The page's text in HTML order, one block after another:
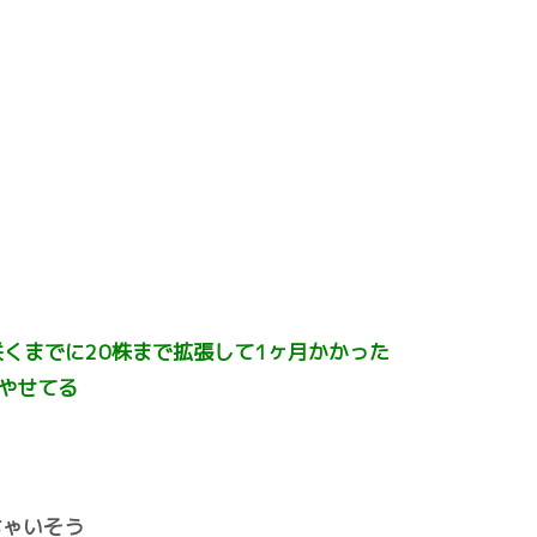
までに20株まで拡張して1ヶ月かかった
せてる
いそう